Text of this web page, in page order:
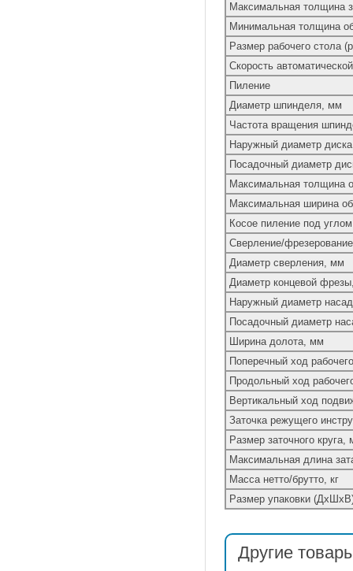
Максимальная толщина
Минимальная толщина
Размер рабочего стола
Скорость
Пиление
Диаметр шпинделя, мм
Частота вращения
Наружный диаметр
Посадочный диаметр
Максимальная толщина
Максимальная ширина
Косое пиление под
Сверление/фрезерование
Диаметр сверления, мм
Диаметр концевой
Наружный диаметр
Посадочный диаметр
Ширина долота, мм
Поперечный ход
Продольный ход
Вертикальный ход
Заточка режущего
Размер заточного круга,
Максимальная длина
Масса нетто/брутто, кг
Размер упаковки
Другие